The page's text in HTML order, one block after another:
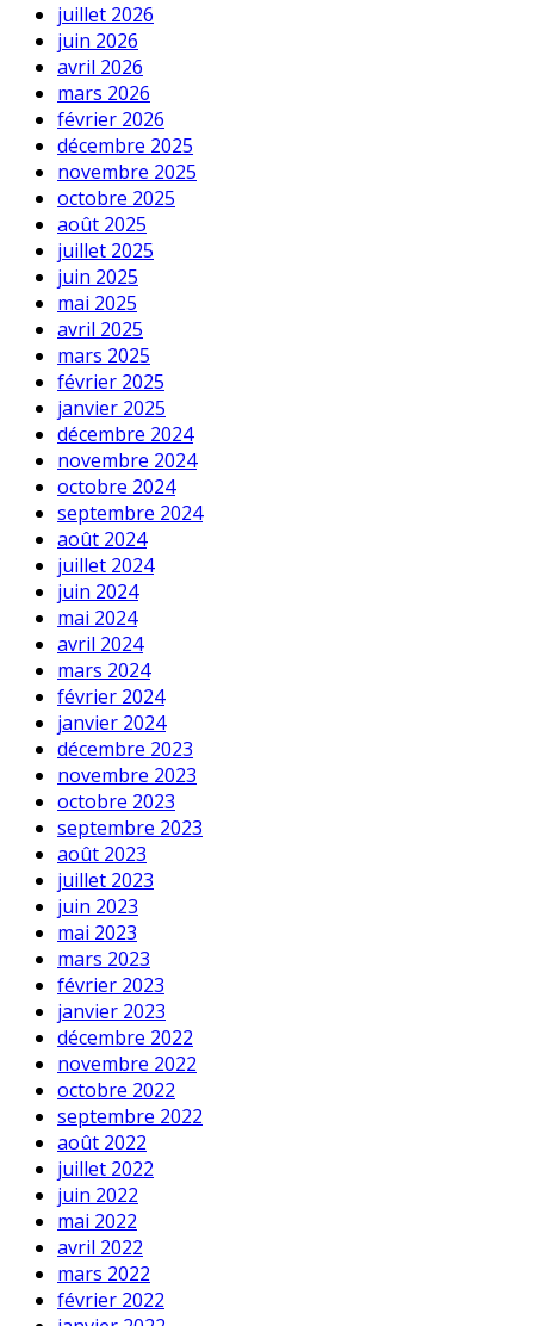
juillet 2026
juin 2026
avril 2026
mars 2026
février 2026
décembre 2025
novembre 2025
octobre 2025
août 2025
juillet 2025
juin 2025
mai 2025
avril 2025
mars 2025
février 2025
janvier 2025
décembre 2024
novembre 2024
octobre 2024
septembre 2024
août 2024
juillet 2024
juin 2024
mai 2024
avril 2024
mars 2024
février 2024
janvier 2024
décembre 2023
novembre 2023
octobre 2023
septembre 2023
août 2023
juillet 2023
juin 2023
mai 2023
mars 2023
février 2023
janvier 2023
décembre 2022
novembre 2022
octobre 2022
septembre 2022
août 2022
juillet 2022
juin 2022
mai 2022
avril 2022
mars 2022
février 2022